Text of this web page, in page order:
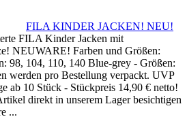
FILA KINDER JACKEN! NEU!
FILA Kinder Jacken mit
NEUWARE! Farben und Größen:
98, 104, 110, 140 Blue-grey - Größen:
werden pro Bestellung verpackt. UVP
ab 10 Stück - Stückpreis 14,90 € netto!
direkt in unserem Lager besichtigen
...